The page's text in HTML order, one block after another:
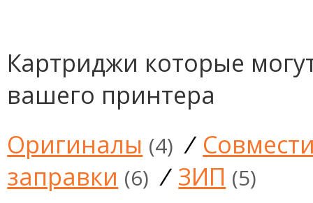
Картриджи которые
вашего принтера
Оригиналы (4) /
заправки (6) / ЗИП (5)